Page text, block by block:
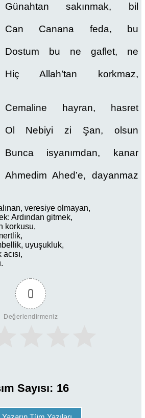
Günahtan sakınmak, bil
Can Canana feda, bu
Dostum bu ne gaflet, ne
Hiç Allah’tan korkmaz,
Cemaline hayran, hasret
Ol Nebiyi zi Şan, olsun
Bunca isyanımdan, kanar
Ahmedim Ahed’e, dayanmaz
veresiye olmayan,
Ardından gitmek,
korkusu,
uyuşukluk,
0
Değerlendirmeniz
Sayısı: 16